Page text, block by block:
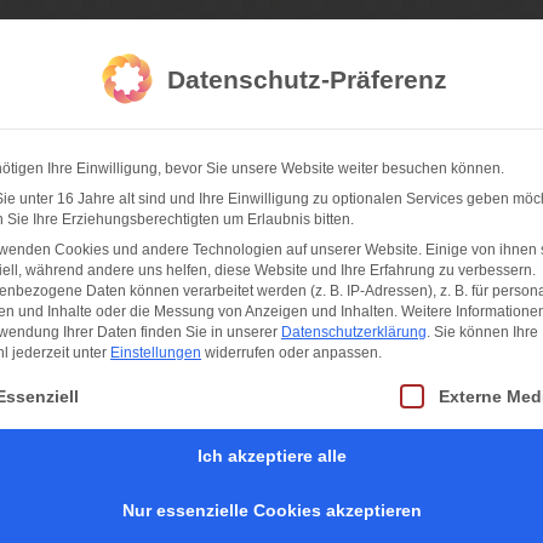
Fotografie
Feste
Datenschutz-Präferenz
Ihre Einwilligung, bevor Sie unsere Website weiter besuchen können.
unter 16 Jahre alt sind und Ihre Einwilligung zu optionalen Services geben
Sie Ihre Erziehungsberechtigten um Erlaubnis bitten.
Cookies und andere Technologien auf unserer Website. Einige von ihnen
während andere uns helfen, diese Website und Ihre Erfahrung zu verbessern.
Daten können verarbeitet werden (z. B. IP-Adressen), z. B. für
und Inhalte oder die Messung von Anzeigen und Inhalten. Weitere
Ihrer Daten finden Sie in unserer Datenschutzerklärung. Sie können Ihre
jederzeit unter Einstellungen widerrufen oder anpassen.
eine Liste der Service-Gruppen, für die eine Einwilligung erteilt werden
Externe
Ich akzeptiere alle
Nur essenzielle Cookies akzeptieren